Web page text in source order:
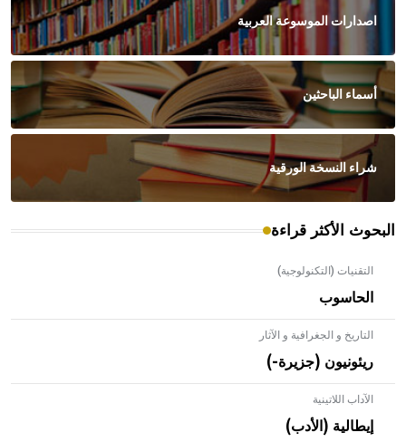
اصدارات الموسوعة العربية
أسماء الباحثين
شراء النسخة الورقية
البحوث الأكثر قراءة
التقنيات (التكنولوجية)
الحاسوب
التاريخ و الجغرافية و الآثار
ريئونيون (جزيرة-)
الآداب اللاتينية
إيطالية (الأدب)